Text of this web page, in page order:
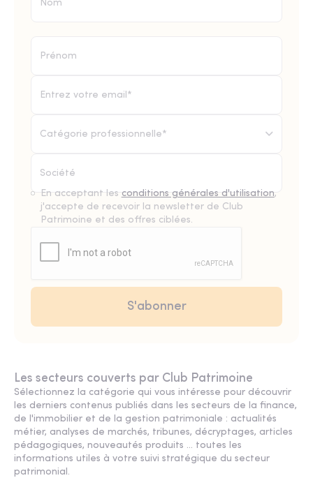
Catégorie professionnelle*
En acceptant les conditions générales d'utilisation,
j'accepte de recevoir la newsletter de Club
Patrimoine et des offres ciblées.
Les secteurs couverts par Club Patrimoine
Sélectionnez la catégorie qui vous intéresse pour découvrir
les derniers contenus publiés dans les secteurs de la finance,
de l'immobilier et de la gestion patrimoniale : actualités
métier, analyses de marchés, tribunes, décryptages, articles
pédagogiques, nouveautés produits ... toutes les
informations utiles à votre suivi stratégique du secteur
patrimonial.